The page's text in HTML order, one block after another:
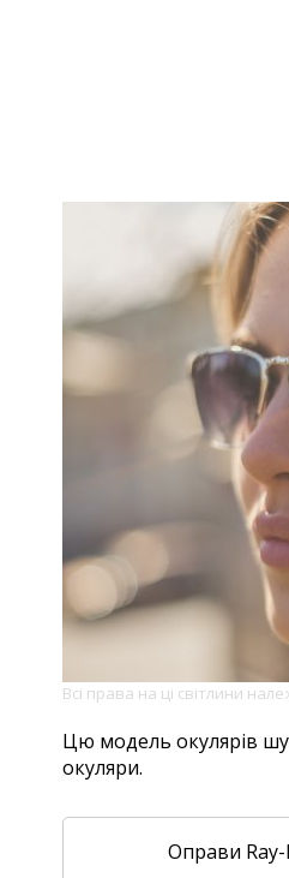
Всі права на ці світлини
Цю модель окулярів
окуляри.
Оправи